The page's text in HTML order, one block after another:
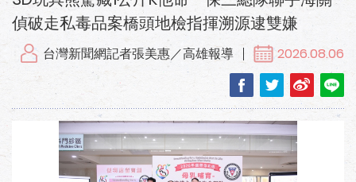
偵破走私毒品案橋頭地檢指揮溯源逮雙嫌
台灣新聞網記者張美惠／高雄報導 2026.08.06